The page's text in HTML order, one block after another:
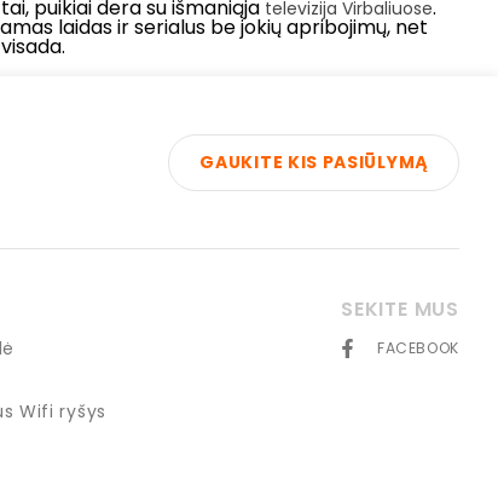
puikiai dera su išmaniąja televizija Virbaliuose.
laidas ir serialus be jokių apribojimų, net
GAUKITE KIS PASIŪLYMĄ
Wifi ryšys
SEKITE MUS
FACEBOOK